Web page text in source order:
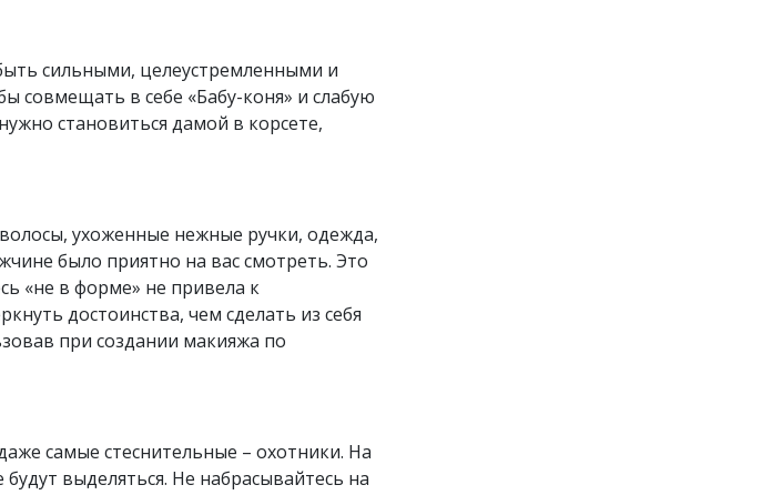
сильными, целеустремленными и
совмещать в себе «Бабу-коня» и слабую
становиться дамой в корсете,
ухоженные нежные ручки, одежда,
было приятно на вас смотреть. Это
«не в форме» не привела к
достоинства, чем сделать из себя
при создании макияжа по
самые стеснительные – охотники. На
выделяться. Не набрасывайтесь на